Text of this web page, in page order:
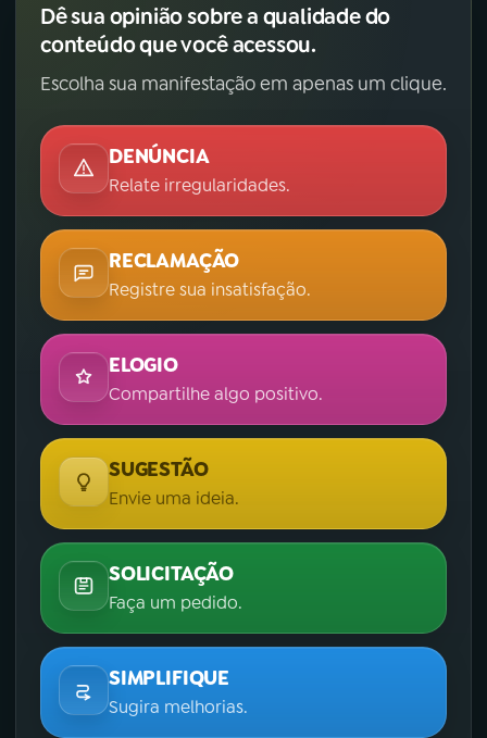
Instagram X
Dê sua opinião sobre a qualidade do
conteúdo que você acessou.
Escolha sua manifestação em apenas um clique.
DENÚNCIA
Relate irregularidades.
RECLAMAÇÃO
Registre sua insatisfação.
ELOGIO
Compartilhe algo positivo.
SUGESTÃO
Envie uma ideia.
SOLICITAÇÃO
Faça um pedido.
SIMPLIFIQUE
Sugira melhorias.